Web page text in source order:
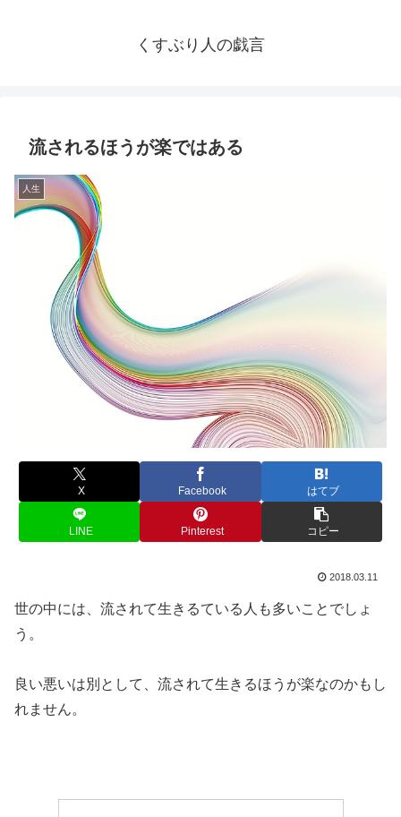
くすぶり人の戯言
流されるほうが楽ではある
人生
X Facebook はてブ
LINE Pinterest コピー
2018.03.11
世の中には、流されて生きるている人も多いことでしょ
う。
良い悪いは別として、流されて生きるほうが楽なのかもし
れません。